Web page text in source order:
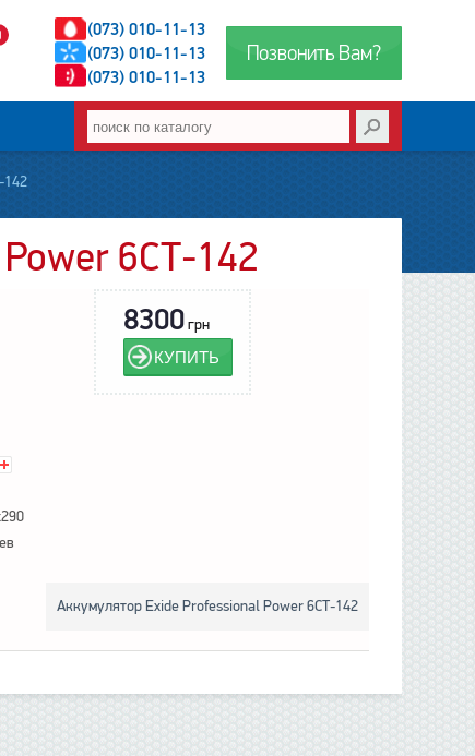
Позвонить Вам?
(073) 010-11-13
(073) 010-11-13
(073) 010-11-13
142
6СТ-142
8300грн
КУПИТЬ
Аккумулятор Exide Professional Power 6СТ-142